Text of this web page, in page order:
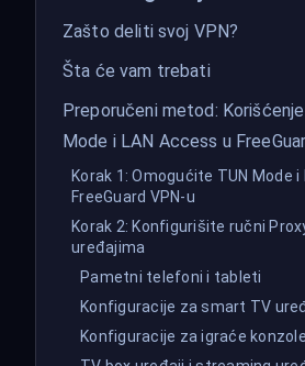
Zašto deliti svoj VPN?
Šta će vam trebati
Preporučeni metod:
Mode i LAN Access u
Korak 1: Omogućite TUN Mode i
FreeGuard VPN-u
Korak 2: Konfigurišite ručni
uređajima
Pametni telefoni i tableti
Konfiguracije za smart TV
Konfiguracije za igraće konzole